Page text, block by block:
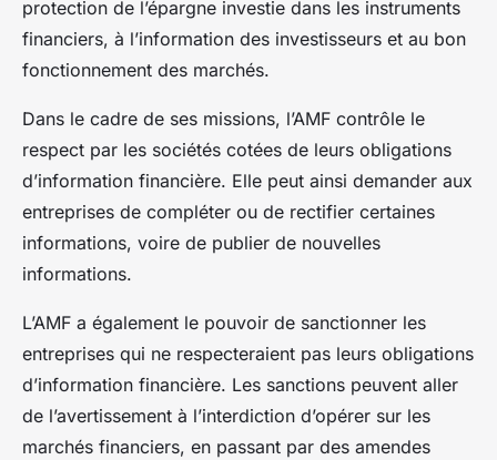
protection de l’épargne investie dans les instruments
financiers, à l’information des investisseurs et au bon
fonctionnement des marchés.
Dans le cadre de ses missions, l’AMF contrôle le
respect par les sociétés cotées de leurs obligations
d’information financière. Elle peut ainsi demander aux
entreprises de compléter ou de rectifier certaines
informations, voire de publier de nouvelles
informations.
L’AMF a également le pouvoir de sanctionner les
entreprises qui ne respecteraient pas leurs obligations
d’information financière. Les sanctions peuvent aller
de l’avertissement à l’interdiction d’opérer sur les
marchés financiers, en passant par des amendes